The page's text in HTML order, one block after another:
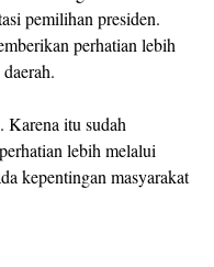
pemilihan presiden.
perhatian lebih
Karena itu sudah
lebih melalui
kepentingan masyarakat